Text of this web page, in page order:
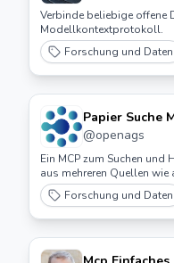
Verbinde beliebige offene
Modellkontextprotokoll.
Forschung und Daten
Papier Suche
@openags
Ein MCP zum Suchen und
aus mehreren Quellen wie
Forschung und Daten